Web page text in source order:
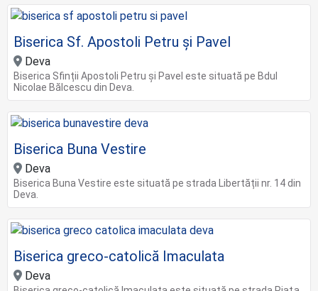
Biserica Sf. Apostoli Petru și Pavel
Deva
Biserica Sfinții Apostoli Petru și Pavel este situată pe Bdul
Nicolae Bălcescu din Deva.
Biserica Buna Vestire
Deva
Biserica Buna Vestire este situată pe strada Libertății nr. 14 din
Deva.
Biserica greco-catolică Imaculata
Deva